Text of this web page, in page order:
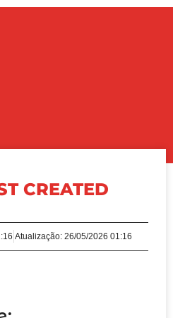
CREATED
Atualização: 26/05/2026 01:16